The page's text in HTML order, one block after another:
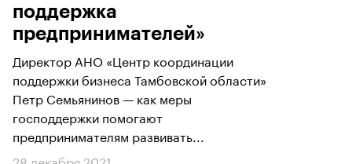
поддержка
предпринимателей»
Директор АНО «Центр координации
поддержки бизнеса Тамбовской области»
Петр Семьянинов — как меры
господдержки помогают
предпринимателям развивать...